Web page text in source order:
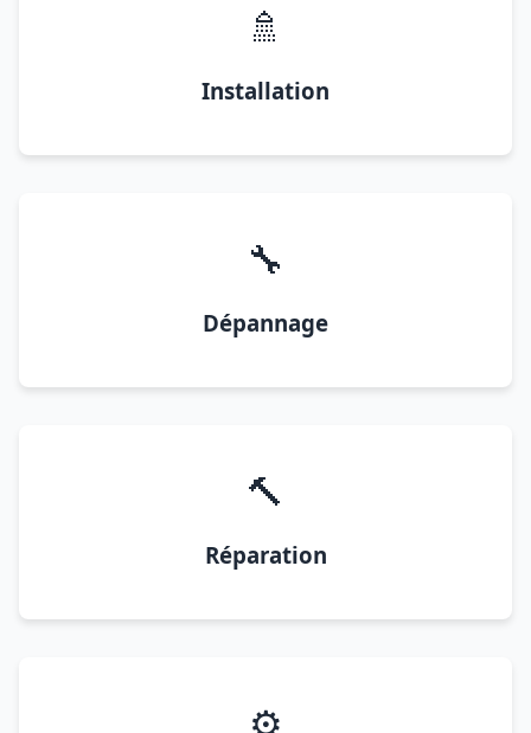
🚿
Installation
🔧
Dépannage
🔨
Réparation